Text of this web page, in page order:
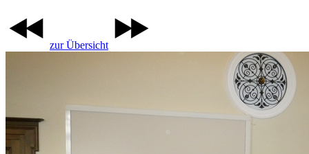
zur Übersicht